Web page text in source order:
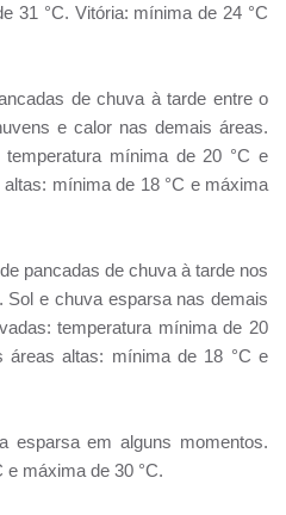
31 °C. Vitória: mínima de 24 °C
de chuva à tarde entre o
e calor nas demais áreas.
mínima de 20 °C e
mínima de 18 °C e máxima
pancadas de chuva à tarde nos
Sol e chuva esparsa nas demais
temperatura mínima de 20
áreas altas: mínima de 18 °C e
esparsa em alguns momentos.
e máxima de 30 °C.